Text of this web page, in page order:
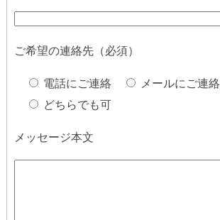
ご希望の連絡先（必須）
電話にご連絡
メールにご連絡
どちらでも可
メッセージ本文